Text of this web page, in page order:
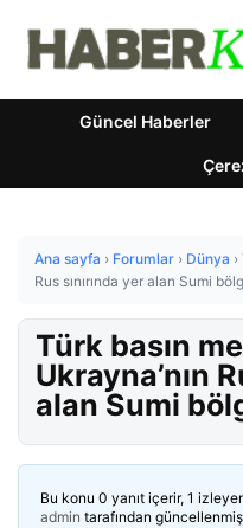
Güncel Haberler
Ana sayfa › Forumlar › Dünya ›
Rus sınırında yer alan Sumi
Türk basın
Ukrayna’nın
alan Sumi
Bu konu 0 yanıt içerir, 1
admin tarafından